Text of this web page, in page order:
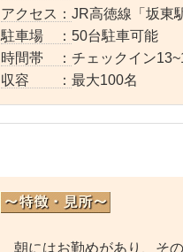
アクセス： JR高徳線「坂東
駐車場 ： 50台駐車可能
時間帯 ： チェックイン
収容 ： 最大100名
朝にはお勤めがあり、そ